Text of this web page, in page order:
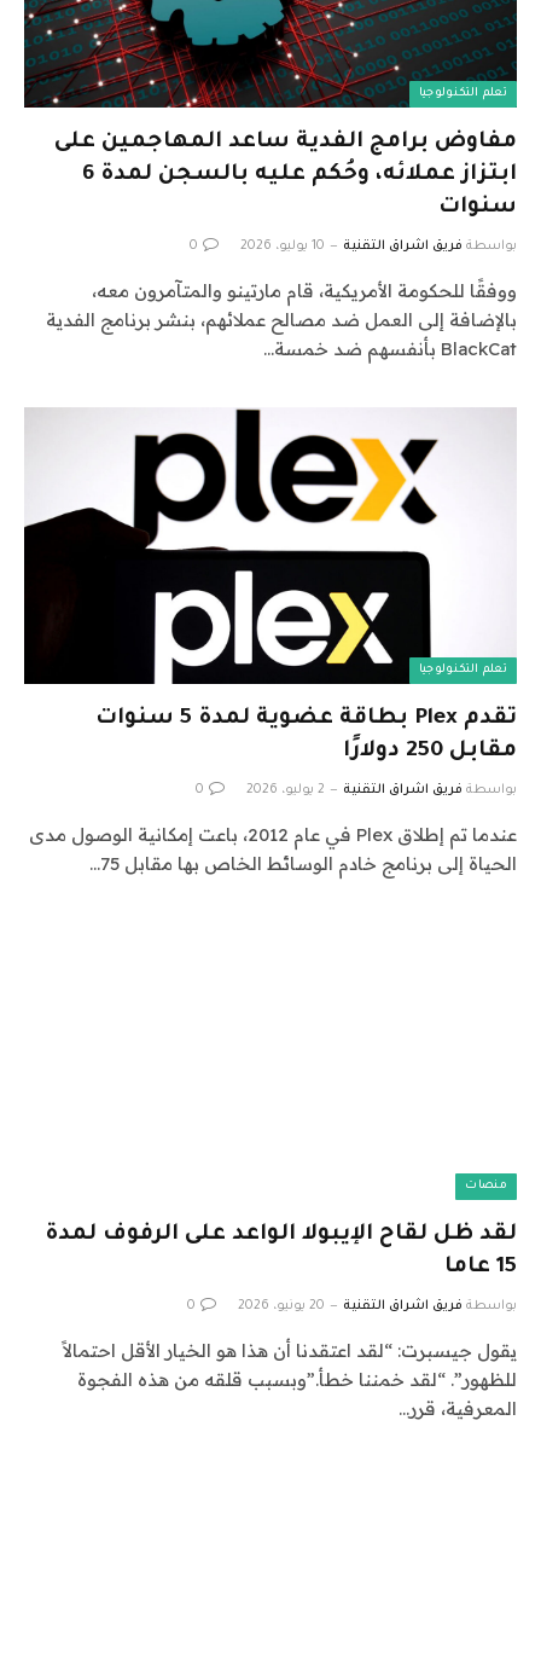
تعلم التكنولوجيا
مفاوض برامج الفدية ساعد المهاجمين على
ابتزاز عملائه، وحُكم عليه بالسجن لمدة 6
سنوات
بواسطة فريق اشراق التقنية 10 يوليو، 2026 0
ووفقًا للحكومة الأمريكية، قام مارتينو والمتآمرون معه،
بالإضافة إلى العمل ضد مصالح عملائهم، بنشر برنامج الفدية
BlackCat بأنفسهم ضد خمسة…
تعلم التكنولوجيا
تقدم Plex بطاقة عضوية لمدة 5 سنوات
مقابل 250 دولارًا
بواسطة فريق اشراق التقنية 2 يوليو، 2026 0
عندما تم إطلاق Plex في عام 2012، باعت إمكانية الوصول مدى
الحياة إلى برنامج خادم الوسائط الخاص بها مقابل 75…
منصات
لقد ظل لقاح الإيبولا الواعد على الرفوف لمدة
15 عاما
بواسطة فريق اشراق التقنية 20 يونيو، 2026 0
يقول جيسبرت: “لقد اعتقدنا أن هذا هو الخيار الأقل احتمالاً
للظهور”. “لقد خمننا خطأ.”وبسبب قلقه من هذه الفجوة
المعرفية، قرر…